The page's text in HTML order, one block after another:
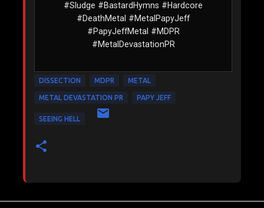
#Sludge #BastardHymns #Hardcore
#DeathMetal #MetalPapyJeff
#PapyJeffMetal #MDPR
#MetalDevastationPR
DISSECTION MDPR METAL
METAL DEVASTATION PR PAPY JEFF
SEEING HELL